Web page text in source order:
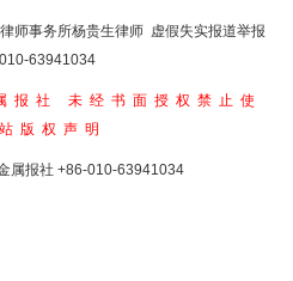
师事务所杨贵生律师 虚假失实报道举报
63941034
报社
未经书面授权禁止使
版权声明
属报社 +86-010-63941034